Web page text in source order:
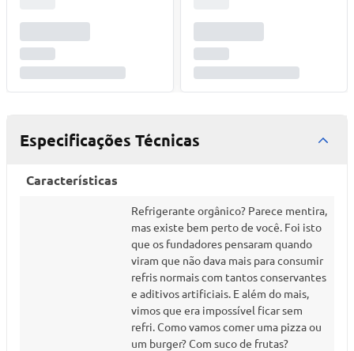
Especificações Técnicas
Características
Refrigerante orgânico? Parece mentira,
mas existe bem perto de você. Foi isto
que os fundadores pensaram quando
viram que não dava mais para consumir
refris normais com tantos conservantes
e aditivos artificiais. E além do mais,
vimos que era impossível ficar sem
refri. Como vamos comer uma pizza ou
um burger? Com suco de frutas?